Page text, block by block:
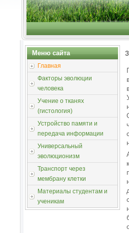
Меню сайта
Главная
Факторы эволюции
человека
Учение о тканях
(гистология)
Устройство памяти и
передача информации
Универсальный
эволюционизм
Транспорт через
мембрану клетки
Материалы студентам и
ученикам